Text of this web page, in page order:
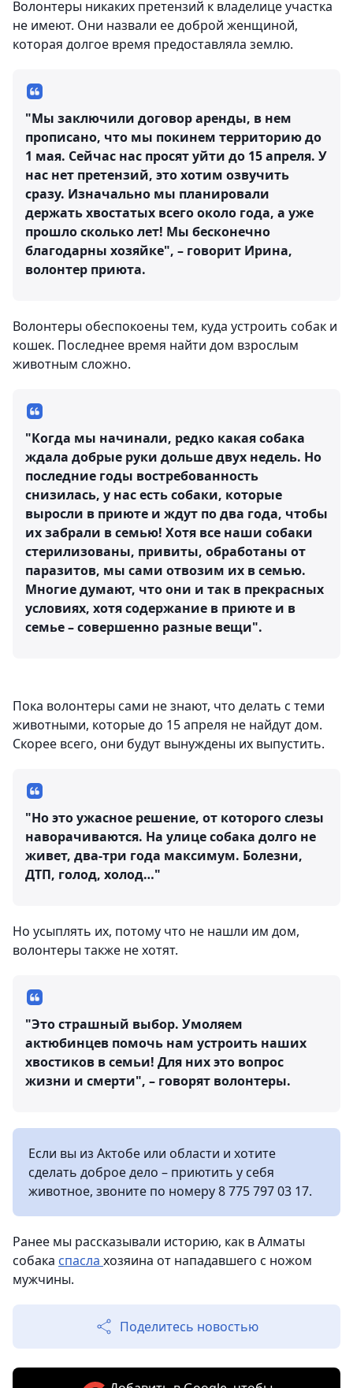
Волонтеры никаких претензий к владелице участка
не имеют. Они назвали ее доброй женщиной,
которая долгое время предоставляла землю.
"Мы заключили договор аренды, в нем
прописано, что мы покинем территорию до
1 мая. Сейчас нас просят уйти до 15 апреля. У
нас нет претензий, это хотим озвучить
сразу. Изначально мы планировали
держать хвостатых всего около года, а уже
прошло сколько лет! Мы бесконечно
благодарны хозяйке", – говорит Ирина,
волонтер приюта.
Волонтеры обеспокоены тем, куда устроить собак и
кошек. Последнее время найти дом взрослым
животным сложно.
"Когда мы начинали, редко какая собака
ждала добрые руки дольше двух недель. Но
последние годы востребованность
снизилась, у нас есть собаки, которые
выросли в приюте и ждут по два года, чтобы
их забрали в семью! Хотя все наши собаки
стерилизованы, привиты, обработаны от
паразитов, мы сами отвозим их в семью.
Многие думают, что они и так в прекрасных
условиях, хотя содержание в приюте и в
семье – совершенно разные вещи".
Пока волонтеры сами не знают, что делать с теми
животными, которые до 15 апреля не найдут дом.
Скорее всего, они будут вынуждены их выпустить.
"Но это ужасное решение, от которого слезы
наворачиваются. На улице собака долго не
живет, два-три года максимум. Болезни,
ДТП, голод, холод…"
Но усыплять их, потому что не нашли им дом,
волонтеры также не хотят.
"Это страшный выбор. Умоляем
актюбинцев помочь нам устроить наших
хвостиков в семьи! Для них это вопрос
жизни и смерти", – говорят волонтеры.
Если вы из Актобе или области и хотите
сделать доброе дело – приютить у себя
животное, звоните по номеру 8 775 797 03 17.
Ранее мы рассказывали историю, как в Алматы
собака спасла хозяина от нападавшего с ножом
мужчины.
Поделитесь новостью